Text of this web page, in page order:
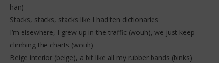
han)
Stacks, stacks, stacks like I had ten dictionaries
I’m elsewhere, I grew up in the traffic (wouh), we just keep
climbing the charts (wouh)
Beige interior (beige), a bit like all my rubber bands (binks)